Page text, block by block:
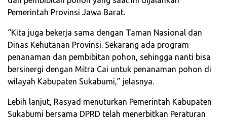
Pemerintah Provinsi Jawa Barat.
“Kita juga bekerja sama dengan Taman Nasional dan
Dinas Kehutanan Provinsi. Sekarang ada program
penanaman dan pembibitan pohon, sehingga nanti bisa
bersinergi dengan Mitra Cai untuk penanaman pohon di
wilayah Kabupaten Sukabumi,” jelasnya.
Lebih lanjut, Rasyad menuturkan Pemerintah Kabupaten
Sukabumi bersama DPRD telah menerbitkan Peraturan